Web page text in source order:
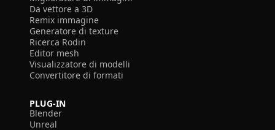
Da vettore a 3D
Remix immagine
Generatore di texture
Ricerca Rodin
Editor mesh
Visualizzatore di modelli
Convertitore di formati
PLUG-IN
Blender
Unreal